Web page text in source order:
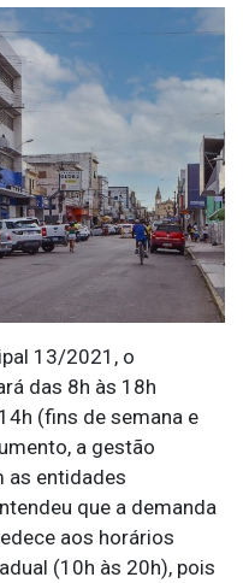
13/2021, o
das 8h às 18h
(fins de semana e
a gestão
as entidades
que a demanda
aos horários
(10h às 20h), pois